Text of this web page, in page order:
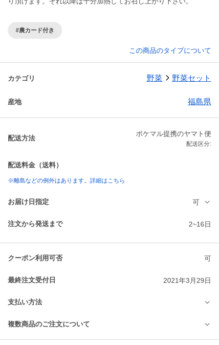
#農カード付き
この商品のタイプについて
カテゴリ 野菜 野菜セット
産地 福島県
配送方法
ポケマル提携のヤマト便
配送区分:
配送料金（送料）
※離島などの例外はあります。詳細はこちら
お届け日指定 可
注文から発送まで 2~16日
クーポン利用可否 可
最終注文受付日 2021年3月29日
支払い方法
複数商品のご注文について